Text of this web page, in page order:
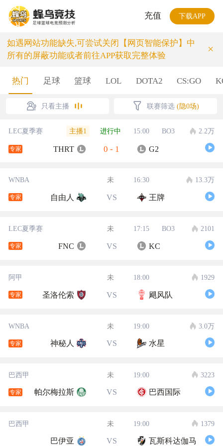
充值 下载APP
如遇网站功能缺失,可尝试关闭【网页智能保护】中
所有的屏蔽功能或者前往APP获取完整体验
×
热门 足球 篮球 LOL DOTA2 CS:GO
只看主播 联赛筛选 (隐0场)
LEC夏季赛 主播1 进行中 15:00 BO3 2.2万
专家 THRT 0 - 1 G2
WNBA 未 16:30 13.3万
专家 自由人 VS 王牌
LEC夏季赛 未 17:15 BO3 2101
专家 FNC VS KC
阿甲 未 18:00 1929
专家 圣洛伦索 VS 飓风队
WNBA 未 19:00 3.0万
专家 神秘人 VS 水星
巴西甲 未 19:00 3223
专家 帕尔梅拉斯 VS 巴西国际
巴西甲 未 19:00 1379
巴伊亚 VS 瓦斯科达伽马